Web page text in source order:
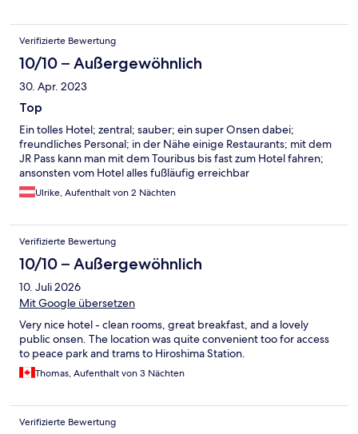
Verifizierte Bewertung
10/10 – Außergewöhnlich
30. Apr. 2023
Top
Ein tolles Hotel; zentral; sauber; ein super Onsen dabei;
freundliches Personal; in der Nähe einige Restaurants; mit dem
JR Pass kann man mit dem Touribus bis fast zum Hotel fahren;
ansonsten vom Hotel alles fußläufig erreichbar
Ulrike, Aufenthalt von 2 Nächten
Verifizierte Bewertung
10/10 – Außergewöhnlich
10. Juli 2026
Mit Google übersetzen
Very nice hotel - clean rooms, great breakfast, and a lovely
public onsen. The location was quite convenient too for access
to peace park and trams to Hiroshima Station.
Thomas, Aufenthalt von 3 Nächten
Verifizierte Bewertung